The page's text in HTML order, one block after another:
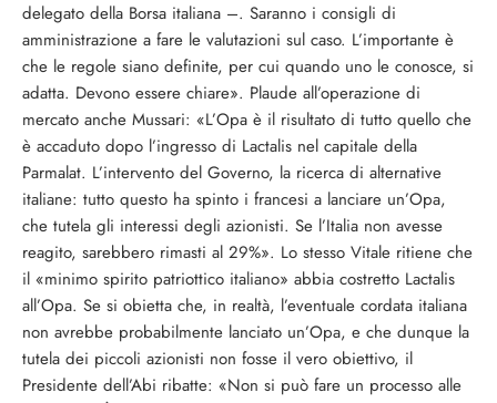
delegato della Borsa italiana –. Saranno i consigli di
amministrazione a fare le valutazioni sul caso. L’importante è
che le regole siano definite, per cui quando uno le conosce, si
adatta. Devono essere chiare». Plaude all’operazione di
mercato anche Mussari: «L’Opa è il risultato di tutto quello che
è accaduto dopo l’ingresso di Lactalis nel capitale della
Parmalat. L’intervento del Governo, la ricerca di alternative
italiane: tutto questo ha spinto i francesi a lanciare un’Opa,
che tutela gli interessi degli azionisti. Se l’Italia non avesse
reagito, sarebbero rimasti al 29%». Lo stesso Vitale ritiene che
il «minimo spirito patriottico italiano» abbia costretto Lactalis
all’Opa. Se si obietta che, in realtà, l’eventuale cordata italiana
non avrebbe probabilmente lanciato un’Opa, e che dunque la
tutela dei piccoli azionisti non fosse il vero obiettivo, il
Presidente dell’Abi ribatte: «Non si può fare un processo alle